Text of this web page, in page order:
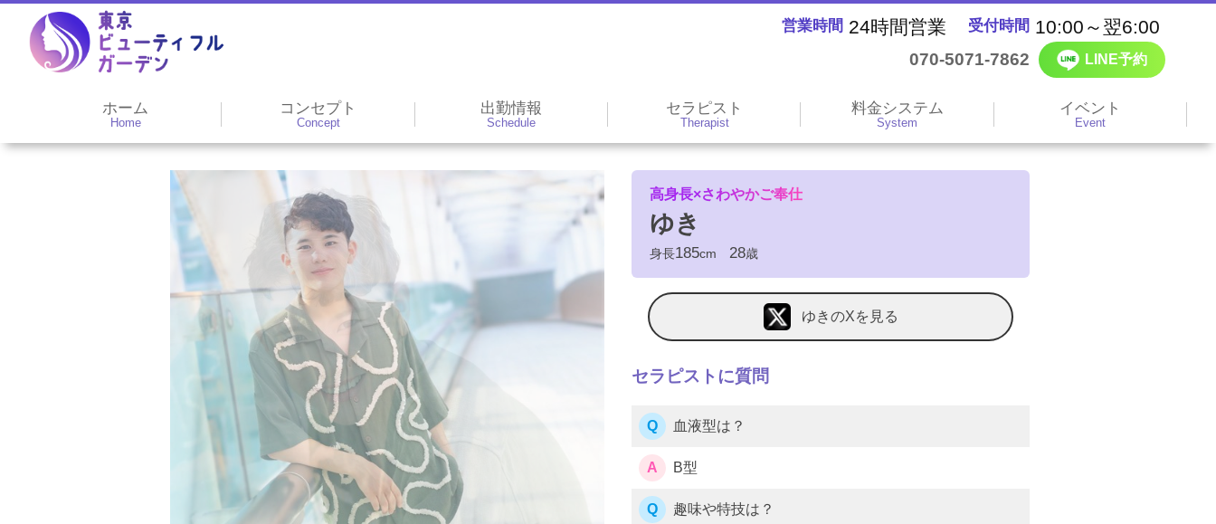
営業時間 24時間営業 受付時間 10:00～翌6:00
070-5071-7862 LINE予約
ホーム
Home
コンセプト
Concept
出勤情報
Schedule
セラピスト
Therapist
料金システム
System
イベント
Event
高身長×さわやかご奉仕
ゆき
身長185cm 28歳
ゆきのXを見る
セラピストに質問
Q 血液型は？
A B型
Q 趣味や特技は？